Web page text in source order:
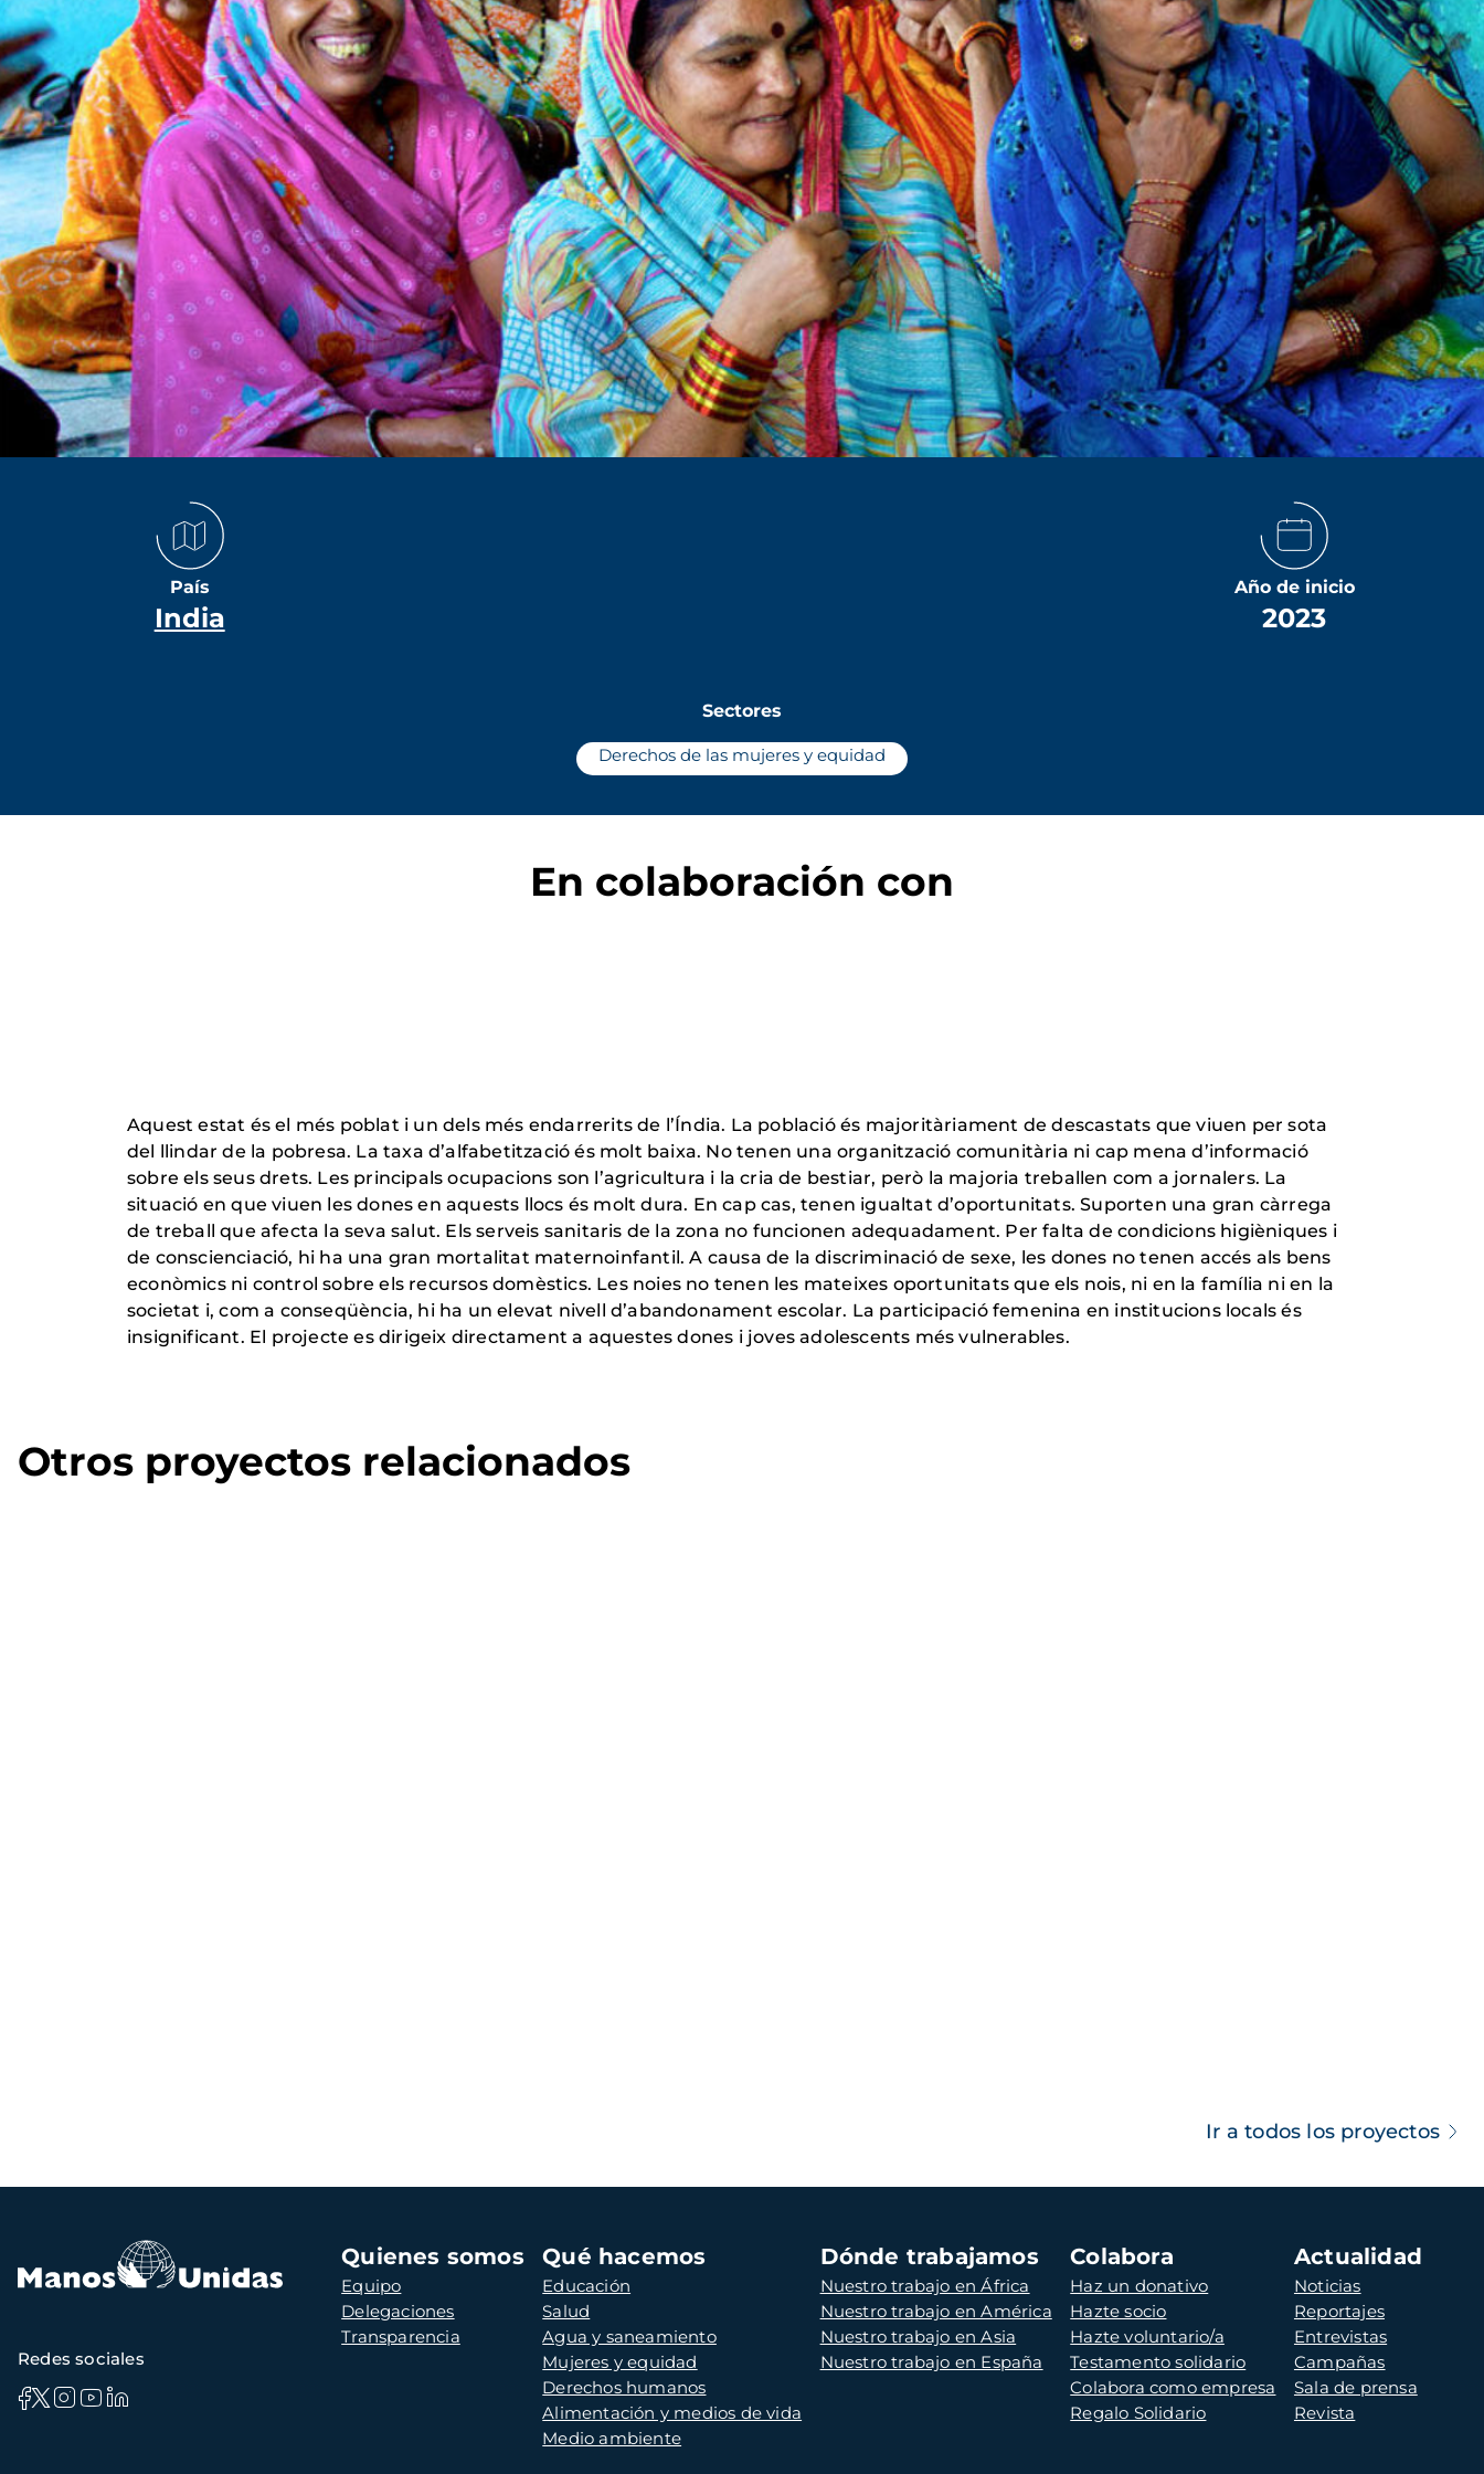
País
India
Año de inicio
2023
Sectores
Derechos de las mujeres y equidad
En colaboración con
Aquest estat és el més poblat i un dels més endarrerits de l’Índia. La població és majoritàriament de descastats que viuen per sota
del llindar de la pobresa. La taxa d’alfabetització és molt baixa. No tenen una organització comunitària ni cap mena d’informació
sobre els seus drets. Les principals ocupacions son l’agricultura i la cria de bestiar, però la majoria treballen com a jornalers. La
situació en que viuen les dones en aquests llocs és molt dura. En cap cas, tenen igualtat d’oportunitats. Suporten una gran càrrega
de treball que afecta la seva salut. Els serveis sanitaris de la zona no funcionen adequadament. Per falta de condicions higièniques i
de conscienciació, hi ha una gran mortalitat maternoinfantil. A causa de la discriminació de sexe, les dones no tenen accés als bens
econòmics ni control sobre els recursos domèstics. Les noies no tenen les mateixes oportunitats que els nois, ni en la família ni en la
societat i, com a conseqüència, hi ha un elevat nivell d’abandonament escolar. La participació femenina en institucions locals és
insignificant. El projecte es dirigeix directament a aquestes dones i joves adolescents més vulnerables.
Otros proyectos relacionados
Ir a todos los proyectos
Navegación
principal
Quienes somos
Equipo
Delegaciones
Transparencia
Qué hacemos
Educación
Salud
Agua y saneamiento
Mujeres y equidad
Derechos humanos
Alimentación y medios de vida
Medio ambiente
Dónde trabajamos
Nuestro trabajo en África
Nuestro trabajo en América
Nuestro trabajo en Asia
Nuestro trabajo en España
Colabora
Haz un donativo
Hazte socio
Hazte voluntario/a
Testamento solidario
Colabora como empresa
Regalo Solidario
Actualidad
Noticias
Reportajes
Entrevistas
Campañas
Sala de prensa
Revista
Redes sociales